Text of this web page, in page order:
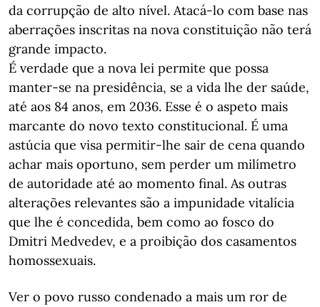
da corrupção de alto nível. Atacá-lo com base nas
aberrações inscritas na nova constituição não terá
grande impacto.
É verdade que a nova lei permite que possa
manter-se na presidência, se a vida lhe der saúde,
até aos 84 anos, em 2036. Esse é o aspeto mais
marcante do novo texto constitucional. É uma
astúcia que visa permitir-lhe sair de cena quando
achar mais oportuno, sem perder um milímetro
de autoridade até ao momento final. As outras
alterações relevantes são a impunidade vitalícia
que lhe é concedida, bem como ao fosco do
Dmitri Medvedev, e a proibição dos casamentos
homossexuais.
Ver o povo russo condenado a mais um ror de